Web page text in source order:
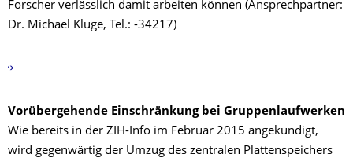
Forscher verlässlich damit arbeiten können (Ansprechpartner:
Dr. Michael Kluge, Tel.: -34217)
Vorübergehende Einschränkung bei Gruppenlaufwerken
Wie bereits in der ZIH-Info im Februar 2015 angekündigt,
wird gegenwärtig der Umzug des zentralen Plattenspeichers